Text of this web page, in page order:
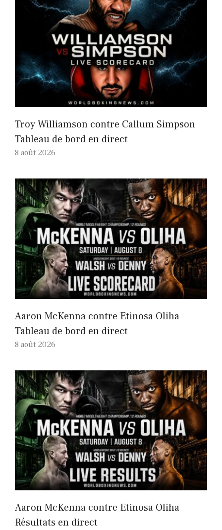
Troy Williamson contre Callum Simpson
Tableau de bord en direct
8 août 2026
Aaron McKenna contre Etinosa Oliha
Tableau de bord en direct
8 août 2026
Aaron McKenna contre Etinosa Oliha
Résultats en direct